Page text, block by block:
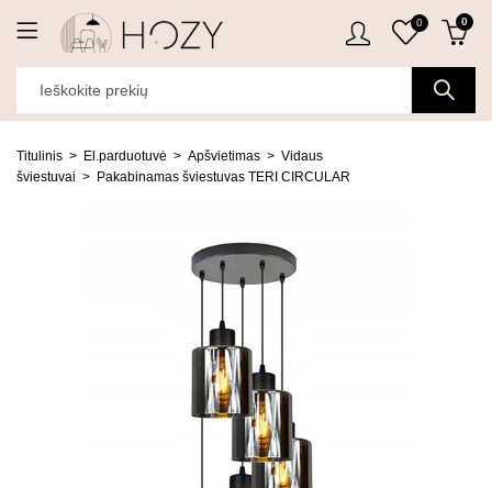
0 0
Titulinis El.parduotuvė Apšvietimas
Vidaus
šviestuvai
Pakabinamas šviestuvas TERI CIRCULAR